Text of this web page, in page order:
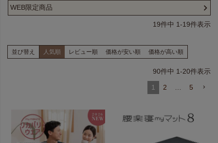
WEB限定商品
19件中 1-19件表示
並び替え 人気順 レビュー順 価格が安い順 価格が高い順
90件中 1-20件表示
1 2 5